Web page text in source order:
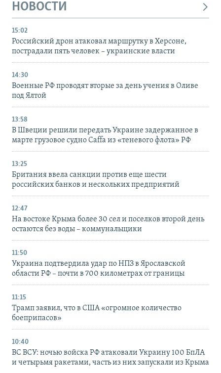
НОВОСТИ
15:02
Российский дрон атаковал маршрутку в Херсоне,
пострадали пять человек – украинские власти
14:30
Военные РФ проводят вторые за день учения в Оливе
под Ялтой
13:58
В Швеции решили передать Украине задержанное в
марте грузовое судно Caffa из «теневого флота» РФ
13:25
Британия ввела санкции против еще шести
российских банков и нескольких предприятий
12:47
На востоке Крыма более 30 сел и поселков второй день
остаются без воды – коммунальщики
11:50
Украина подтвердила удар по НПЗ в Ярославской
области РФ – почти в 700 километрах от границы
11:15
Трамп заявил, что в США «огромное количество
боеприпасов»
10:40
ВС ВСУ: ночью войска РФ атаковали Украину 100 БпЛА
и четырьмя ракетами, часть из них запускали из Крыма